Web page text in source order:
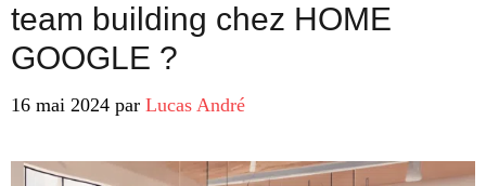
team building chez HOME
GOOGLE ?
16 mai 2024 par Lucas André